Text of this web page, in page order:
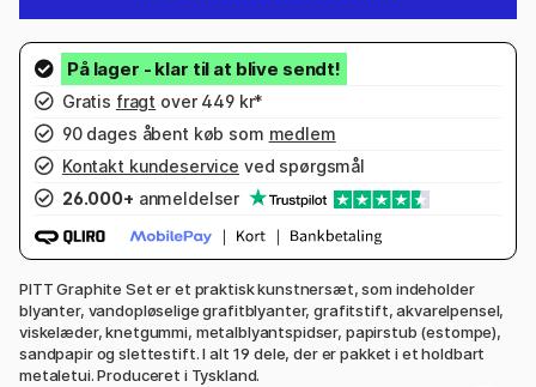
Gratis fragt over 449 kr*
90 dages åbent køb som medlem
Kontakt kundeservice ved spørgsmål
26.000+ anmeldelser
PITT Graphite Set er et praktisk kunstnersæt, som indeholder
blyanter, vandopløselige grafitblyanter, grafitstift, akvarelpensel,
viskelæder, knetgummi, metalblyantspidser, papirstub (estompe),
sandpapir og slettestift. I alt 19 dele, der er pakket i et holdbart
metaletui. Produceret i Tyskland.